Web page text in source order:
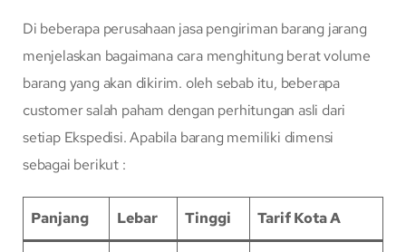
Di beberapa perusahaan jasa pengiriman barang jarang
menjelaskan bagaimana cara menghitung berat volume
barang yang akan dikirim. oleh sebab itu, beberapa
customer salah paham dengan perhitungan asli dari
setiap Ekspedisi. Apabila barang memiliki dimensi
sebagai berikut :
Panjang Lebar Tinggi Tarif Kota A